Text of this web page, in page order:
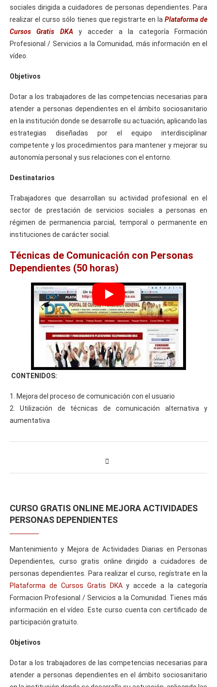
sociales dirigida a cuidadores de personas dependientes. Para
realizar el curso sólo tienes que registrarte en laPlataforma de
Cursos Gratis DKAy acceder a la categoría Formación
Profesional / Servicios a la Comunidad, más información en el
vídeo.
Objetivos
Dotar a los trabajadores de las competencias necesarias para
atender a personas dependientes en el ámbito sociosanitario
en la institución donde se desarrolle su actuación, aplicando las
estrategias diseñadas por el equipo interdisciplinar
competente y los procedimientos para mantener y mejorar su
autonomía personal y sus relaciones con el entorno.
Destinatarios
Trabajadores que desarrollan su actividad profesional en el
sector de prestación de servicios sociales a personas en
régimen de permanencia parcial, temporal o permanente en
instituciones de carácter social.
Técnicas de Comunicación con Personas
Dependientes (50 horas)
CONTENIDOS:
1. Mejora del proceso de comunicación con el usuario
2. Utilización de técnicas de comunicación alternativa y
aumentativa
CURSO GRATIS ONLINE MEJORA ACTIVIDADES
PERSONAS DEPENDIENTES
Mantenimiento y Mejora de Actividades Diarias en Personas
Dependientes, curso gratis online dirigido a cuidadores de
personas dependientes. Para realizar el curso, regístrate en la
Plataforma de Cursos Gratis DKAy accede a la categoría
Formacion Profesional / Servicios a la Comunidad. Tienes más
información en el vídeo. Este curso cuenta con certificado de
participación gratuito.
Objetivos
Dotar a los trabajadores de las competencias necesarias para
atender a personas dependientes en el ámbito sociosanitario